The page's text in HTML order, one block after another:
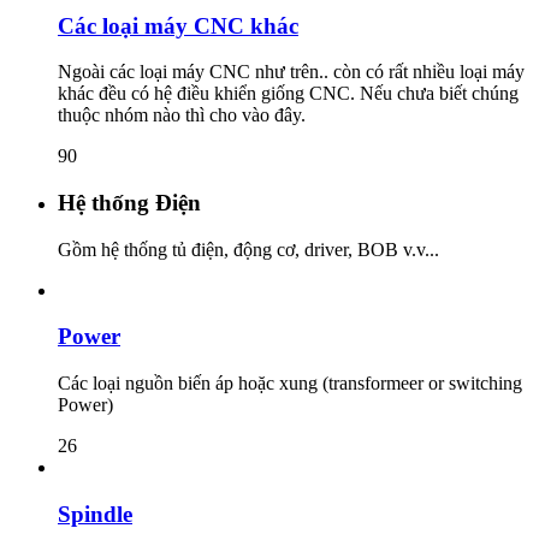
Các loại máy CNC khác
Ngoài các loại máy CNC như trên.. còn có rất nhiều loại máy
khác đều có hệ điều khiển giống CNC. Nếu chưa biết chúng
thuộc nhóm nào thì cho vào đây.
90
Hệ thống Điện
Gồm hệ thống tủ điện, động cơ, driver, BOB v.v...
Power
Các loại nguồn biến áp hoặc xung (transformeer or switching
Power)
26
Spindle